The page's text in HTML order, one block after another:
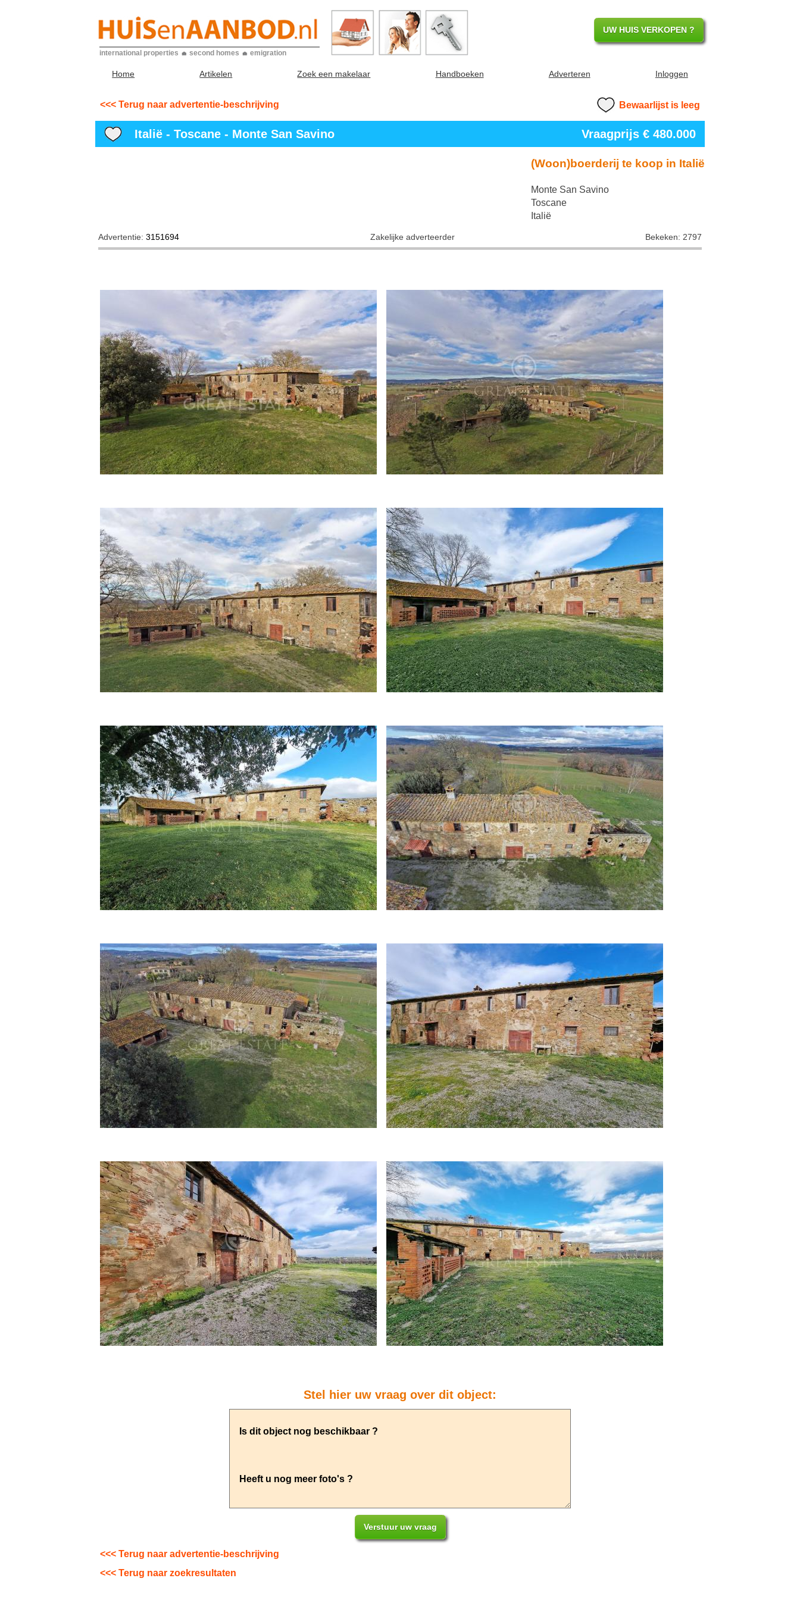
international properties second homes emigration
UW HUIS VERKOPEN ?
Home Artikelen Zoek een makelaar Handboeken Adverteren Inloggen
<<< Terug naar advertentie-beschrijving Bewaarlijst is leeg
Italië - Toscane - Monte San Savino Vraagprijs € 480.000
(Woon)boerderij te koop in Italië
Monte San Savino
Toscane
Italië
Advertentie: 3151694 Zakelijke adverteerder Bekeken: 2797
Stel hier uw vraag over dit object:
<<< Terug naar advertentie-beschrijving
<<< Terug naar zoekresultaten